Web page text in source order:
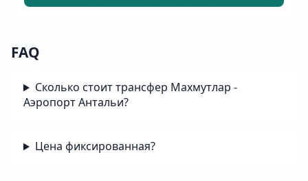
FAQ
Сколько стоит трансфер Махмутлар -
Аэропорт Антальи?
Цена фиксированная?